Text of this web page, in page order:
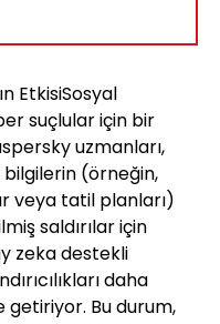
EtkisiSosyal
suçlular için bir
uzmanları,
bilgilerin (örneğin,
veya tatil planları)
saldırılar için
zeka destekli
daha
getiriyor. Bu durum,